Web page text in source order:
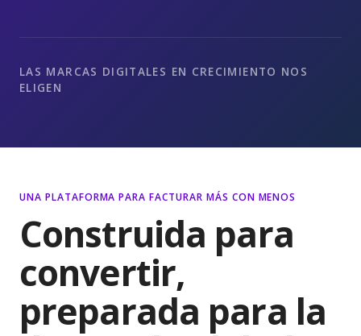
LAS MARCAS DIGITALES EN CRECIMIENTO NOS
ELIGEN
UNA PLATAFORMA PARA FACTURAR MÁS CON MENOS
Construida para
convertir,
preparada para la